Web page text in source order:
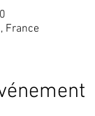
France